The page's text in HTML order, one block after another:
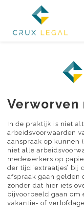
Verworven
In de praktijk is niet
arbeidsvoorwaarden
aanspraak op kunnen
niet alle
medewerkers op
der tijd ’extraatjes’
afspraak gaan gelden
zonder dat hier iets
bijvoorbeeld gaan om
vakantie- of